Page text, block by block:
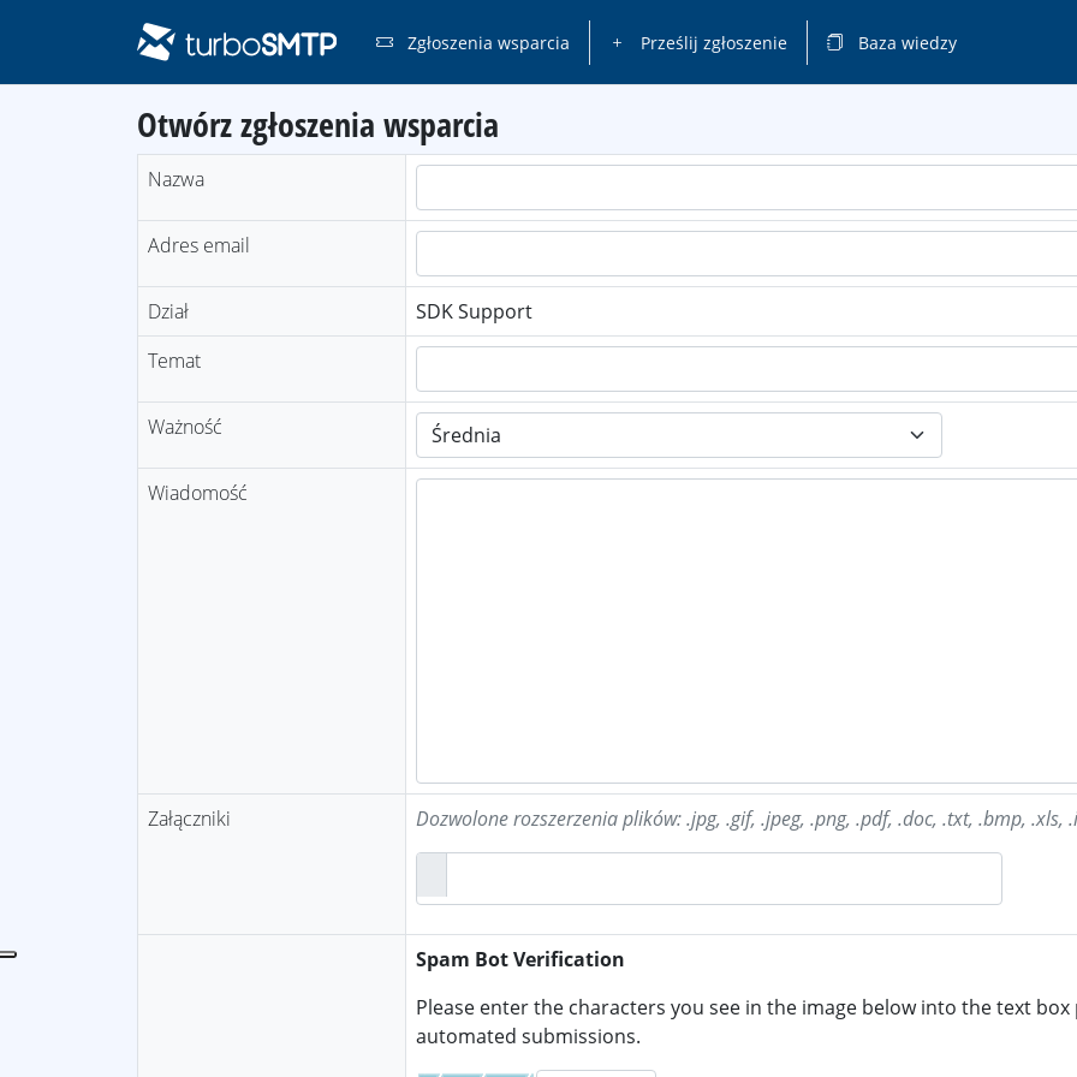
Zgłoszenia wsparcia Prześlij zgłoszenie Baza wiedzy
Otwórz zgłoszenia wsparcia
Nazwa
Adres email
Dział
SDK Support
Temat
Ważność
Wiadomość
Załączniki Dozwolone rozszerzenia plików: .jpg, .gif, .jpeg, .png, .pdf, .doc, .txt, .bmp, .xls,
Spam Bot Verification
Please enter the characters you see in the image below into the text
automated submissions.